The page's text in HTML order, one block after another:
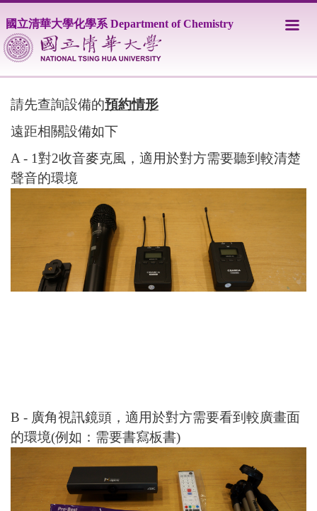
到
主
要
區
國立清華大學化學系 Department of Chemistry
請先查詢設備的預約情形
遠距相關設備如下
A - 1對2收音麥克風，適用於對方需要聽到較清楚
聲音的環境
B - 廣角視訊鏡頭，適用於對方需要看到較廣畫面
的環境(例如：需要書寫板書)